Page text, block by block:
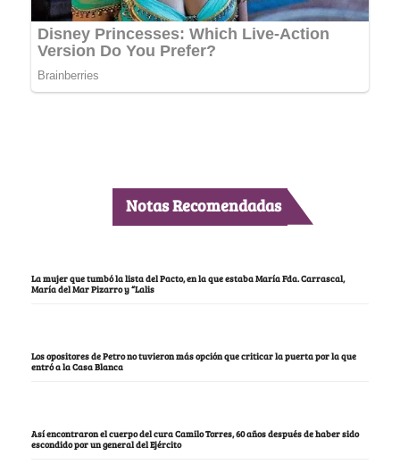
Notas Recomendadas
La mujer que tumbó la lista del Pacto, en la que estaba María Fda. Carrascal,
María del Mar Pizarro y “Lalis
Los opositores de Petro no tuvieron más opción que criticar la puerta por la que
entró a la Casa Blanca
Así encontraron el cuerpo del cura Camilo Torres, 60 años después de haber sido
escondido por un general del Ejército